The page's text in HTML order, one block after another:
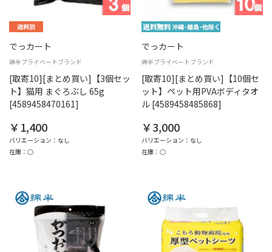
でっカート
綿半プライベートブランド
[取寄10][まとめ買い]【3個セッ
ト】猫用 まぐろぶし 65g
[4589458470161]
￥1,400
バリエーション：なし
在庫：○
でっカート
綿半プライベートブランド
[取寄10][まとめ買い]【10個セ
ット】ペット用PVAボディタオ
ル [4589458485868]
￥3,000
バリエーション：なし
在庫：○